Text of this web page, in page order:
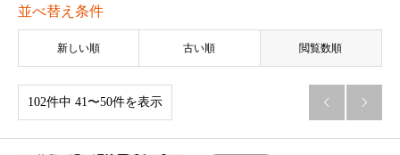
並べ替え条件
新しい順 古い順 閲覧数順
102件中 41〜50件を表示  